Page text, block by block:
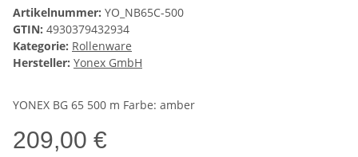
Artikelnummer: YO_NB65C-500
GTIN: 4930379432934
Kategorie: Rollenware
Hersteller: Yonex GmbH
YONEX BG 65 500 m Farbe: amber
209,00 €